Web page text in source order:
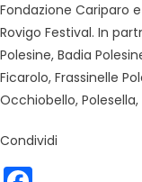
Fondazione Cariparo
Rovigo Festival. In
Polesine, Badia
Ficarolo, Frassinelle
Occhiobello, Polesella,
Condividi